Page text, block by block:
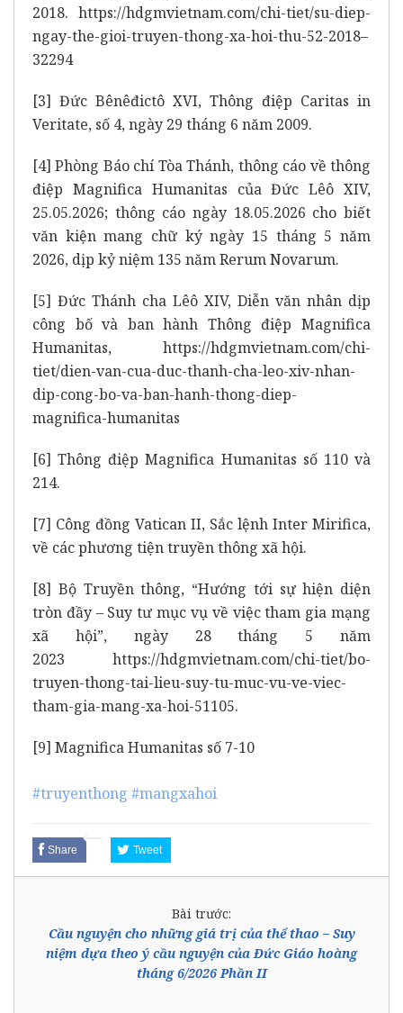
2018. https://hdgmvietnam.com/chi-tiet/su-diep-
ngay-the-gioi-truyen-thong-xa-hoi-thu-52-2018–
32294
[3] Đức Bênêđictô XVI, Thông điệp Caritas in
Veritate, số 4, ngày 29 tháng 6 năm 2009.
[4] Phòng Báo chí Tòa Thánh, thông cáo về thông
điệp Magnifica Humanitas của Đức Lêô XIV,
25.05.2026; thông cáo ngày 18.05.2026 cho biết
văn kiện mang chữ ký ngày 15 tháng 5 năm
2026, dịp kỷ niệm 135 năm Rerum Novarum.
[5] Đức Thánh cha Lêô XIV, Diễn văn nhân dịp
công bố và ban hành Thông điệp Magnifica
Humanitas, https://hdgmvietnam.com/chi-
tiet/dien-van-cua-duc-thanh-cha-leo-xiv-nhan-
dip-cong-bo-va-ban-hanh-thong-diep-
magnifica-humanitas
[6] Thông điệp Magnifica Humanitas số 110 và
214.
[7] Công đồng Vatican II, Sắc lệnh Inter Mirifica,
về các phương tiện truyền thông xã hội.
[8] Bộ Truyền thông, “Hướng tới sự hiện diện
tròn đầy – Suy tư mục vụ về việc tham gia mạng
xã hội”, ngày 28 tháng 5 năm
2023 https://hdgmvietnam.com/chi-tiet/bo-
truyen-thong-tai-lieu-suy-tu-muc-vu-ve-viec-
tham-gia-mang-xa-hoi-51105.
[9] Magnifica Humanitas số 7-10
#truyenthong #mangxahoi
Share Tweet
Bài trước:
Cầu nguyện cho những giá trị của thể thao – Suy
niệm dựa theo ý cầu nguyện của Đức Giáo hoàng
tháng 6/2026 Phần II